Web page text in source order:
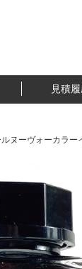
見積
ヌーヴォーカラー